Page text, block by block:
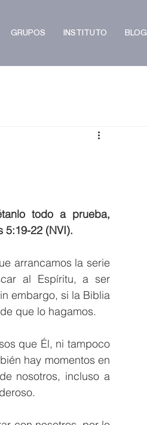
GRUPOS INSTITUTO BLOG
todo a prueba,
5:19-22 (NVI).
arrancamos la serie
al Espíritu, a ser
embargo, si la Biblia
que lo hagamos.
que Él, ni tampoco
hay momentos en
nosotros, incluso a